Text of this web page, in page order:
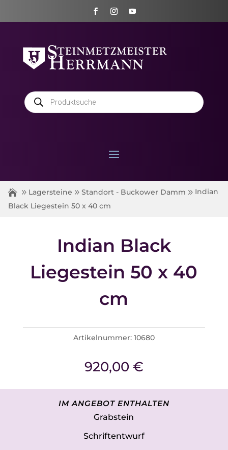
Products
search
Lagersteine Standort - Buckower Damm
Indian
Black Liegestein 50 x 40 cm
Indian Black
Liegestein 50 x 40
cm
Artikelnummer: 10680
920,00 €
IM ANGEBOT ENTHALTEN
Grabstein
Schriftentwurf